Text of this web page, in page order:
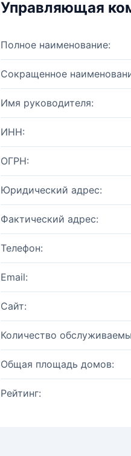
Управляющая
Полное наименование:
Сокращенное
Имя руководителя:
ИНН:
ОГРН:
Юридический адрес:
Фактический адрес:
Телефон:
Email:
Сайт:
Количество
Общая площадь домов:
Рейтинг: